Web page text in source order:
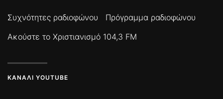
Συχνότητες ραδιοφώνου
Πρόγραμμα ραδιοφώνου
Ακούστε το Χριστιανισμό 104,3 FM
ΚΑΝΆΛΙ YOUTUBE